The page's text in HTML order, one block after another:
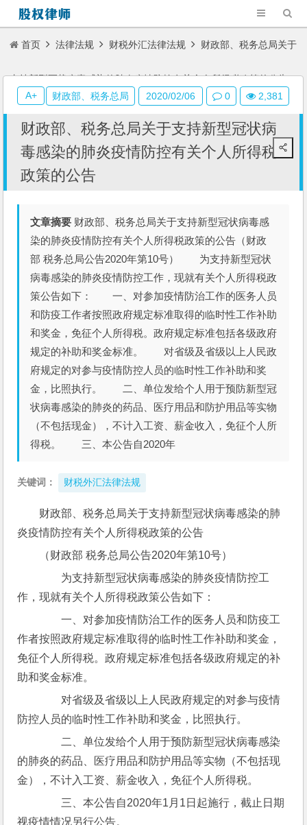
首页 法律法规 财税外汇法律法规 财政部、税务总局关于
支持新型冠状病毒感染的肺炎疫情防控有关个人所得税政策的公告
财政部、税务总局关于支持新型冠状病
毒感染的肺炎疫情防控有关个人所得税
政策的公告
文章摘要 财政部、税务总局关于支持新型冠状病毒感
染的肺炎疫情防控有关个人所得税政策的公告（财政
部 税务总局公告2020年第10号） 为支持新型冠状
病毒感染的肺炎疫情防控工作，现就有关个人所得税政
策公告如下： 一、对参加疫情防治工作的医务人员
和防疫工作者按照政府规定标准取得的临时性工作补助
和奖金，免征个人所得税。政府规定标准包括各级政府
规定的补助和奖金标准。 对省级及省级以上人民政
府规定的对参与疫情防控人员的临时性工作补助和奖
金，比照执行。 二、单位发给个人用于预防新型冠
状病毒感染的肺炎的药品、医疗用品和防护用品等实物
（不包括现金），不计入工资、薪金收入，免征个人所
得税。 三、本公告自2020年
关键词： 财税外汇法律法规
财政部、税务总局关于支持新型冠状病毒感染的肺
炎疫情防控有关个人所得税政策的公告
（财政部 税务总局公告2020年第10号）
为支持新型冠状病毒感染的肺炎疫情防控工
作，现就有关个人所得税政策公告如下：
一、对参加疫情防治工作的医务人员和防疫工
作者按照政府规定标准取得的临时性工作补助和奖金，
免征个人所得税。政府规定标准包括各级政府规定的补
助和奖金标准。
对省级及省级以上人民政府规定的对参与疫情
防控人员的临时性工作补助和奖金，比照执行。
二、单位发给个人用于预防新型冠状病毒感染
的肺炎的药品、医疗用品和防护用品等实物（不包括现
金），不计入工资、薪金收入，免征个人所得税。
三、本公告自2020年1月1日起施行，截止日期
视疫情情况另行公告。
财政部、税务总局 2020/02/06 0 2,381
A+